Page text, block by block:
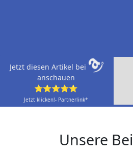
Jetzt diesen Artikel bei
anschauen
⭐⭐⭐⭐⭐
Jetzt klicken!- Partnerlink*
Unsere